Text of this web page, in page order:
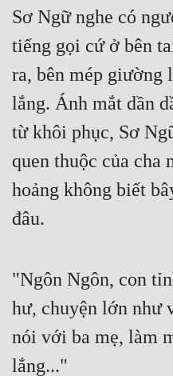
Gia Đấu
Góc Nhìn Nam
Góc Nhìn Nữ
Huyền Huyễn
Huyền Nghi
Huyền Ảo
Hài Hước
Khoa Huyễn Không Gian
Kinh Dị
Sơ Ngữ nghe có
tiếng gọi cứ ở bên
ra, bên mép giường
lắng. Ánh mắt dần
từ khôi phục, Sơ
quen thuộc của cha
hoảng không biết
đâu.
"Ngôn Ngôn, con
hư, chuyện lớn như
nói với ba mẹ, làm
lắng..."